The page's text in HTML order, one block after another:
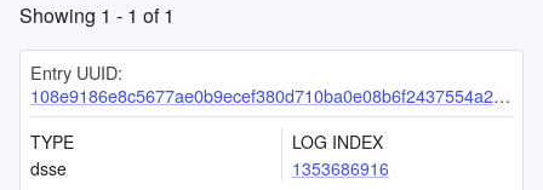
Showing 1 - 1 of1
Entry UUID:
108e9186e8c5677ae0b9ecef380d710ba0e08b6f2437554a2fac8a82b3c34494f321dd955ed379f6
TYPE
dsse
LOG INDEX
1353686916